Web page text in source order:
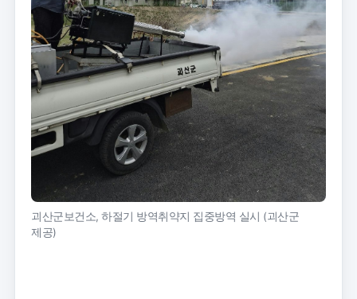
괴산군보건소, 하절기 방역취약지 집중방역 실시 (괴산군
제공)